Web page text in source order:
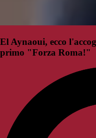
El Aynaoui, ecco
primo "Forza Roma!"